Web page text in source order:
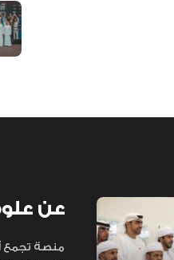
عن
منصة تجمع